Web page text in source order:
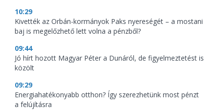
10:29
Kivették az Orbán-kormányok Paks nyereségét – a mostani
baj is megelőzhető lett volna a pénzből?
09:44
Jó hírt hozott Magyar Péter a Dunáról, de figyelmeztetést is
közölt
09:29
Energiahatékonyabb otthon? Így szerezhetünk most pénzt
a felújításra